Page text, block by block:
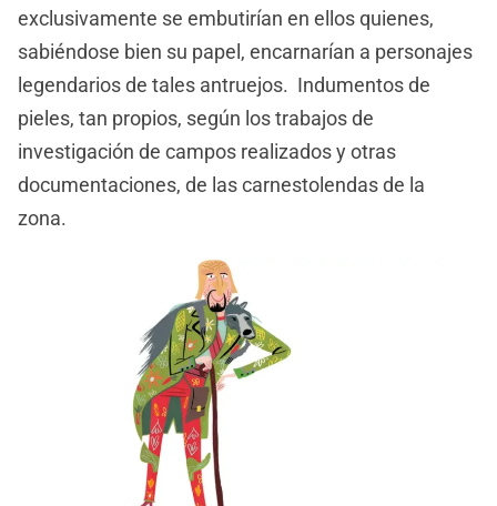
exclusivamente se embutirían en ellos quienes,
sabiéndose bien su papel, encarnarían a personajes
legendarios de tales antruejos. Indumentos de
pieles, tan propios, según los trabajos de
investigación de campos realizados y otras
documentaciones, de las carnestolendas de la
zona.